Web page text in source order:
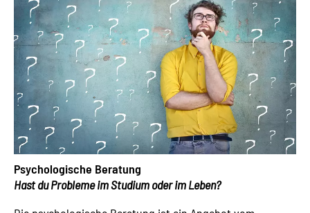
Psychologische Beratung
Hast du Probleme im Studium oder im Leben?